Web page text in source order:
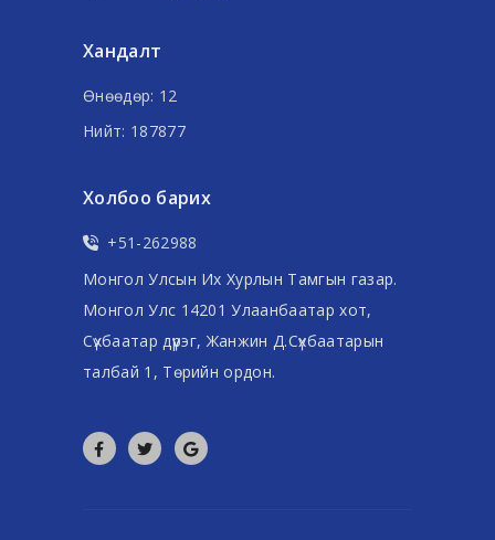
Хандалт
Өнөөдөр: 12
Нийт: 187877
Холбоо барих
+51-262988
Монгол Улсын Их Хурлын Тамгын газар.
Монгол Улс 14201 Улаанбаатар хот,
Сүхбаатар дүүрэг, Жанжин Д.Сүхбаатарын
талбай 1, Төрийн ордон.